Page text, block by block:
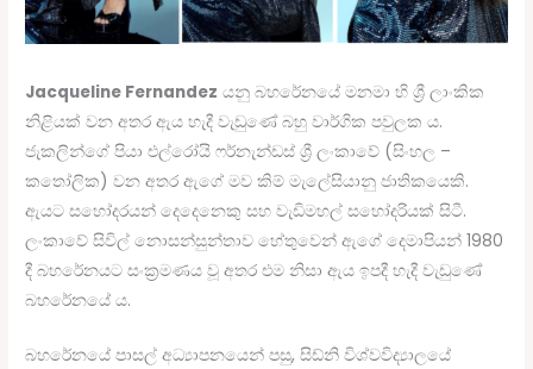
Jacqueline Fernandez යනු බහරේනයේ මනමා හි ශ්‍රී ලාංකික
නිළියක් වන අතර ඇය හැදී වැඩුණේ බහු වාර්ගික පවුලක ය.
ජැකලින්ගේ පියා එල්රෝයි ෆර්නැන්ඩස් ශ්‍රී ලංකාවේ (සිංහල –
කතෝලික) වන අතර ඇගේ මව කිම් මැලේසියානු ජාතිකයෙකි.
ඇයට සහෝදරයන් දෙදෙනෙකු සහ වැඩිමහල් සහෝදරියක් සිටී.
ලංකාවේ සිවිල් නොසන්සුන්තාව හේතුවෙන් ඇගේ දෙමාපියන් 1980
දී බහරේනයට සංක්‍රමණය වූ අතර එම නිසා ඇය ඉපදී හැදී වැඩුණේ
බහරේනයේ ය.
බහරේනයේ පාසල් අධ්‍යාපනයෙන් පසු, සිඩ්නි විශ්වවිද්‍යාලයේ